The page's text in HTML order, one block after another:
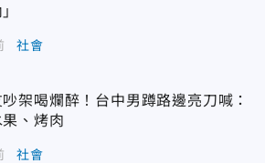
社會
架喝爛醉！台中男蹲路邊亮刀喊：
、烤肉
社會